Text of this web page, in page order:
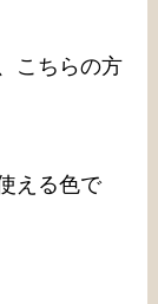
こちらの方
える色で